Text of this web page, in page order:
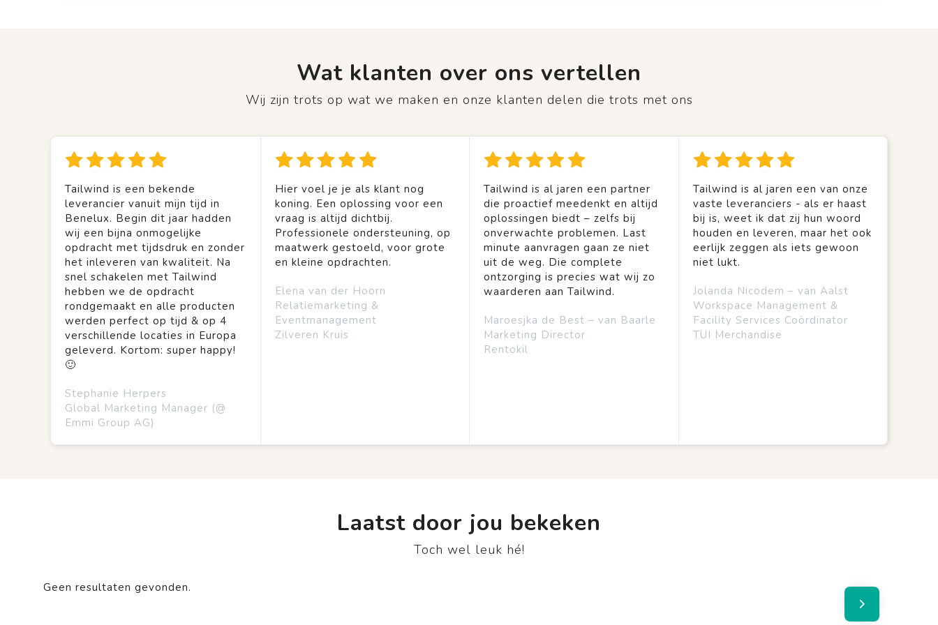
Wat klanten over ons vertellen
Wij zijn trots op wat we maken en onze klanten delen die trots met ons
Tailwind is een bekende
leverancier vanuit mijn tijd in
Benelux. Begin dit jaar hadden
wij een bijna onmogelijke
opdracht met tijdsdruk en zonder
het inleveren van kwaliteit. Na
snel schakelen met Tailwind
hebben we de opdracht
rondgemaakt en alle producten
werden perfect op tijd & op 4
verschillende locaties in Europa
geleverd. Kortom: super happy!
🙂
Stephanie Herpers
Global Marketing Manager (@
Emmi Group AG)
Hier voel je je als klant nog
koning. Een oplossing voor een
vraag is altijd dichtbij.
Professionele ondersteuning, op
maatwerk gestoeld, voor grote
en kleine opdrachten.
Elena van der Hoorn
Relatiemarketing &
Eventmanagement
Zilveren Kruis
Tailwind is al jaren een partner
die proactief meedenkt en altijd
oplossingen biedt – zelfs bij
onverwachte problemen. Last
minute aanvragen gaan ze niet
uit de weg. Die complete
ontzorging is precies wat wij zo
waarderen aan Tailwind.
Maroesjka de Best – van Baarle
Marketing Director
Rentokil
Tailwind is al jaren een van onze
vaste leveranciers - als er haast
bij is, weet ik dat zij hun woord
houden en leveren, maar het ook
eerlijk zeggen als iets gewoon
niet lukt.
Jolanda Nicodem – van Aalst
Workspace Management &
Facility Services Coördinator
TUI Merchandise
Laatst door jou bekeken
Toch wel leuk hé!
Geen resultaten gevonden.